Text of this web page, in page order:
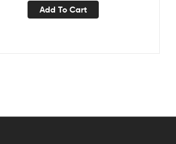
Add To Cart